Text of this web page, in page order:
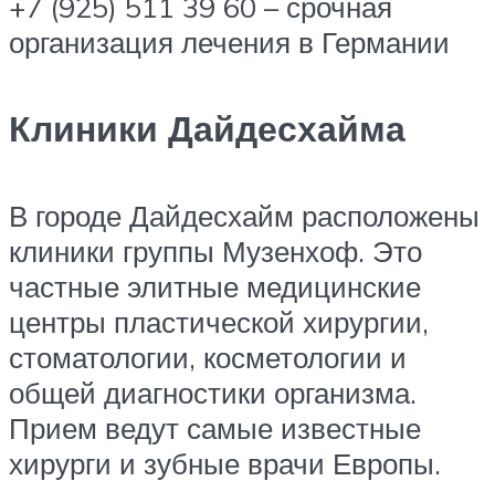
организация лечения в Германии
Клиники Дайдесхайма
В городе Дайдесхайм расположены
клиники группы Музенхоф. Это
частные элитные медицинские
центры пластической хирургии,
стоматологии, косметологии и
общей диагностики организма.
Прием ведут самые известные
хирурги и зубные врачи Европы.